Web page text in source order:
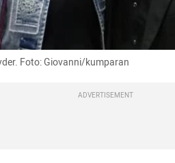
Foto: Giovanni/kumparan
ADVERTISEMENT